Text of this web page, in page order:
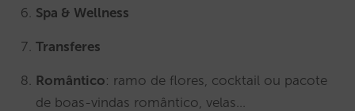
Spa & Wellness
Transferes
Romântico: ramo de flores, cocktail ou pacote
de boas-vindas romântico, velas…